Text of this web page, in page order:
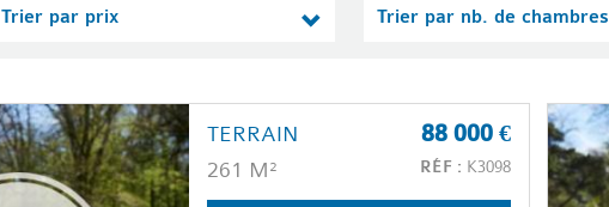
Trier par prix Trier par nb. de chambres
88 000 €
RÉF : K3098
TERRAIN
261 M²